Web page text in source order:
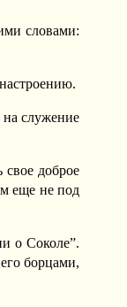
словами:
на служение
доброе
еще не под
о Соколе”.
борцами,